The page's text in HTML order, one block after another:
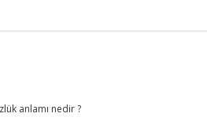
anlamı nedir ?